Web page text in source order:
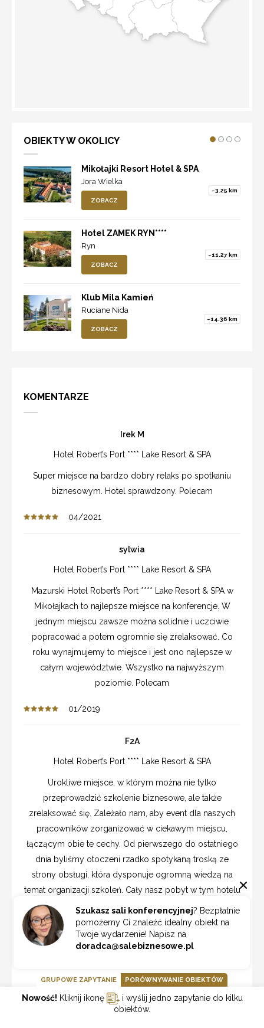
OBIEKTY W OKOLICY
Mikołajki Resort Hotel & SPA
Jora Wielka
~3.25 km
ZOBACZ
Hotel ZAMEK RYN****
Ryn
~11.27 km
ZOBACZ
Klub Mila Kamień
Ruciane Nida
~14.36 km
ZOBACZ
KOMENTARZE
Irek M
Hotel Robert’s Port **** Lake Resort & SPA
Super miejsce na bardzo dobry relaks po spotkaniu
biznesowym. Hotel sprawdzony. Polecam
04/2021
sylwia
Hotel Robert’s Port **** Lake Resort & SPA
Mazurski Hotel Robert’s Port **** Lake Resort & SPA w
Mikołajkach to najlepsze miejsce na konferencje. W
jednym miejscu zawsze można solidnie i uczciwie
popracować a potem ogromnie się zrelaksować. Co
roku wynajmujemy to miejsce i jest ono najlepsze w
całym województwie. Wszystko na najwyższym
poziomie. Polecam
01/2019
F2A
Hotel Robert’s Port **** Lake Resort & SPA
Urokliwe miejsce, w którym można nie tylko
przeprowadzić szkolenie biznesowe, ale także
zrelaksować się. Zależało nam, aby event dla naszych
pracowników zorganizować w ciekawym miejscu,
łączącym obie te cechy. Od pierwszego do ostatniego
dnia byliśmy otoczeni rzadko spotykaną troską ze
strony obsługi, która dysponuje ogromną wiedzą na
temat organizacji szkoleń. Cały nasz pobyt w tym hotelu
konferencyjnym upłynął w niezwykle miłej atmosferze i
chętnie przeprowadzimy tutaj kolejne wydarzenia.
12/2017
DODAJ KOMENTARZ
Szukasz sali konferencyjnej? Bezpłatnie
pomożemy Ci znaleźć idealny obiekt na
Twoje wydarzenie! Napisz na
doradca@salebiznesowe.pl
GRUPOWE ZAPYTANIE PORÓWNYWANIE OBIEKTÓW
Nowość! Kliknij ikonę
i wyślij jedno zapytanie do kilku
obiektów.